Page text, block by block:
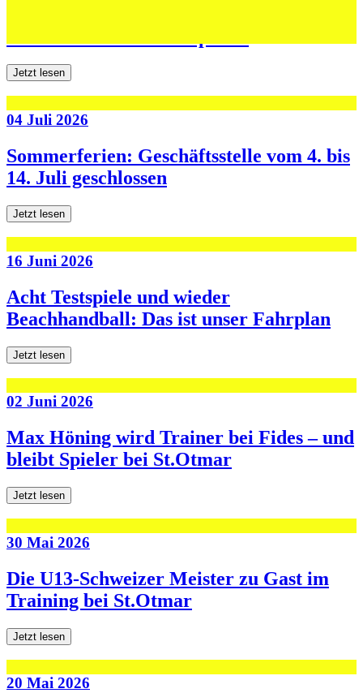
Jetzt lesen
04 Juli 2026
Sommerferien: Geschäftsstelle vom 4. bis
14. Juli geschlossen
Jetzt lesen
16 Juni 2026
Acht Testspiele und wieder
Beachhandball: Das ist unser Fahrplan
Jetzt lesen
02 Juni 2026
Max Höning wird Trainer bei Fides – und
bleibt Spieler bei St.Otmar
Jetzt lesen
30 Mai 2026
Die U13-Schweizer Meister zu Gast im
Training bei St.Otmar
Jetzt lesen
20 Mai 2026